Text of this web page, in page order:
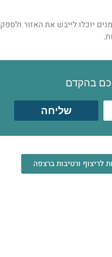
יוכלו לייבש את האזור ולספק
בהקדם
שליחה
לריצוף ורטיבות ברצפה